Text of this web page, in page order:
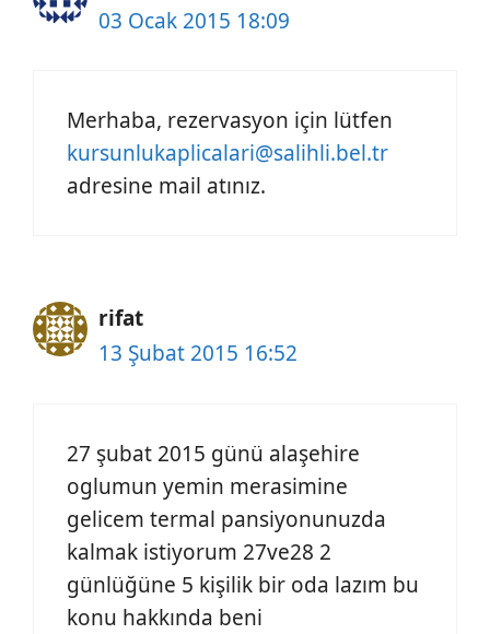
03 Ocak 2015 18:09
Merhaba, rezervasyon için lütfen
kursunlukaplicalari@salihli.bel.tr
adresine mail atınız.
rifat
13 Şubat 2015 16:52
27 şubat 2015 günü alaşehire
oglumun yemin merasimine
gelicem termal pansiyonunuzda
kalmak istiyorum 27ve28 2
günlüğüne 5 kişilik bir oda lazım bu
konu hakkında beni